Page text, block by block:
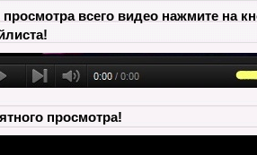
всего видео нажмите на
просмотра!